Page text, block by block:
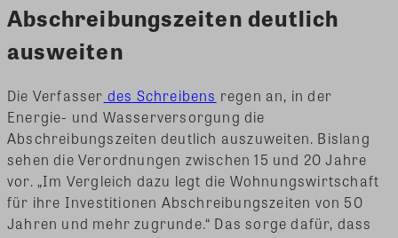
Abschreibungszeiten deutlich
ausweiten
Die Verfasser des Schreibens regen an, in der
Energie- und Wasserversorgung die
Abschreibungszeiten deutlich auszuweiten. Bislang
sehen die Verordnungen zwischen 15 und 20 Jahre
vor. „Im Vergleich dazu legt die Wohnungswirtschaft
für ihre Investitionen Abschreibungszeiten von 50
Jahren und mehr zugrunde.“ Das sorge dafür, dass